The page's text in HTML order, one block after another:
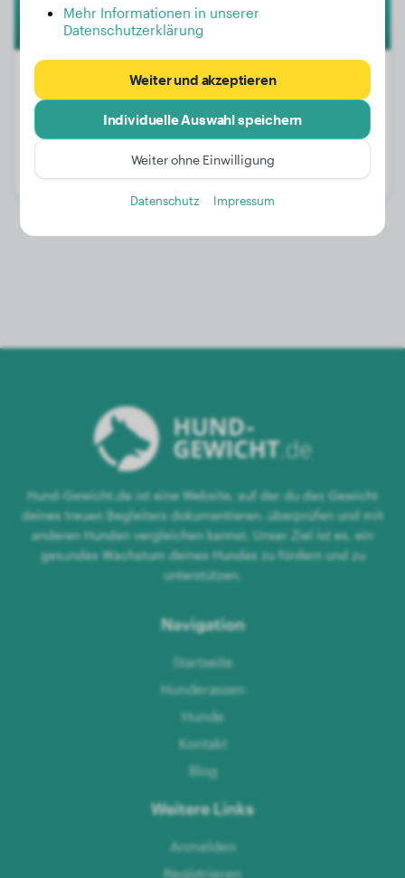
Alter:
3 Jahre, 3 Monate
Geschlecht:
Rüde
Hund-Gewicht.de ist eine Website, auf der du das Gewicht
deines treuen Begleiters dokumentieren, überprüfen und mit
anderen Hunden vergleichen kannst. Unser Ziel ist es, ein
gesundes Wachstum deines Hundes zu fördern und zu
unterstützen.
Navigation
Startseite
Hunderassen
Hunde
Kontakt
Blog
Weitere Links
Anmelden
Registrieren
Mehr Informationen in unserer
Datenschutzerklärung
Weiter und akzeptieren
Individuelle Auswahl speichern
Weiter ohne Einwilligung
Datenschutz Impressum